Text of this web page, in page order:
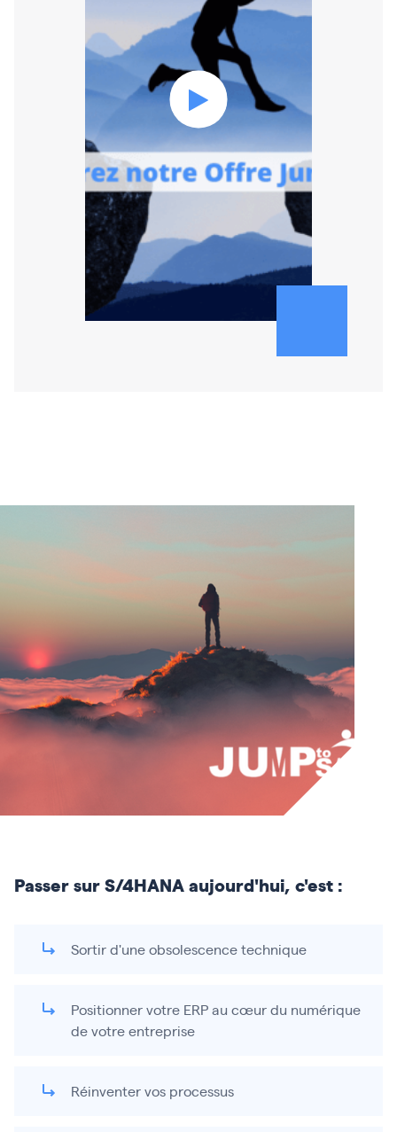
Passer sur S/4HANA aujourd'hui, c'est :
Sortir d'une obsolescence technique
Positionner votre ERP au cœur du numérique
de votre entreprise
Réinventer vos processus